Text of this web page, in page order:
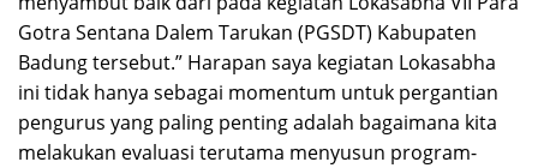
Gotra Sentana Dalem Tarukan (PGSDT) Kabupaten
Badung tersebut.” Harapan saya kegiatan Lokasabha
ini tidak hanya sebagai momentum untuk pergantian
pengurus yang paling penting adalah bagaimana kita
melakukan evaluasi terutama menyusun program-